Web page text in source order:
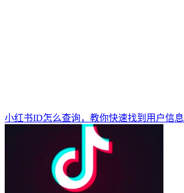
小红书ID怎么查询，教你快速找到用户信息